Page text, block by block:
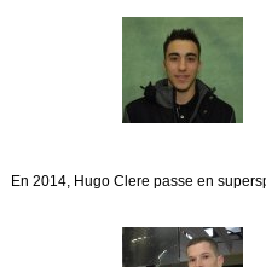
En 2014, Hugo Clere passe en